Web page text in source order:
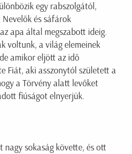
egy rabszolgától,
és sáfárok
apa által megszabott ideig.
voltunk, a világ elemeinek
amikor eljött az idő
Fiát, aki asszonytól született a
a Törvény alatt levőket
fiúságot elnyerjük.
nagy sokaság követte, és ott